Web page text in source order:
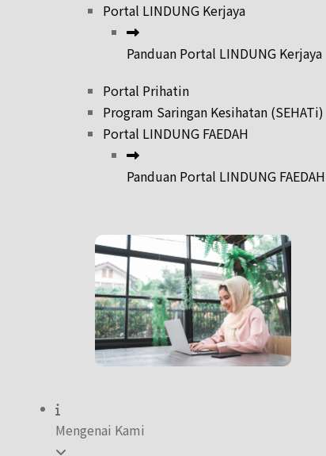
Portal LINDUNG Kerjaya
Panduan Portal LINDUNG Kerjaya
Portal Prihatin
Program Saringan Kesihatan (SEHATi)
Portal LINDUNG FAEDAH
Panduan Portal LINDUNG FAEDAH
Mengenai Kami